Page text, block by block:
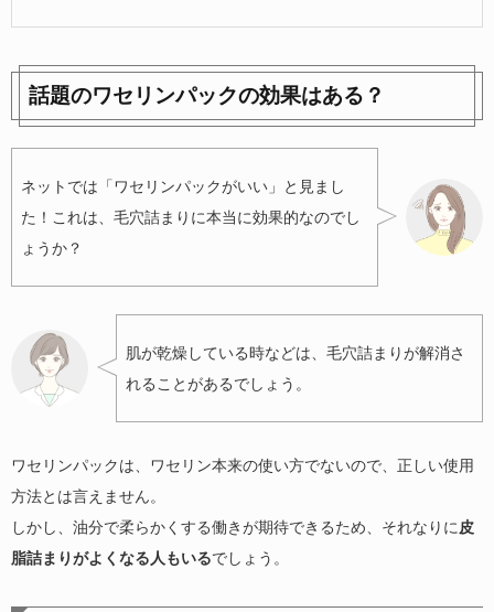
話題のワセリンパックの効果はある？
ネットでは「ワセリンパックがいい」と見まし
た！これは、毛穴詰まりに本当に効果的なのでし
ょうか？
肌が乾燥している時などは、毛穴詰まりが解消さ
れることがあるでしょう。
ワセリンパックは、ワセリン本来の使い方でないので、正しい使用
方法とは言えません。
しかし、油分で柔らかくする働きが期待できるため、それなりに皮
脂詰まりがよくなる人もいるでしょう。